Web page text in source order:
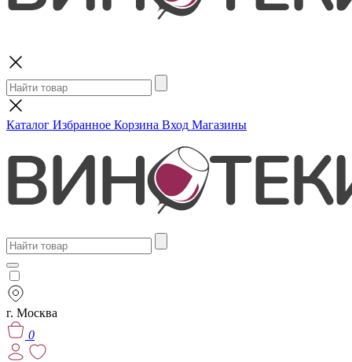
Каталог Избранное Корзина Вход Магазины
г. Москва
0